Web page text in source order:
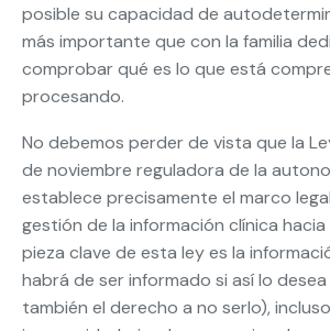
posible su capacidad de
más importante que con la familia
comprobar qué es lo que está
procesando.
No debemos perder de vista que la
de noviembre reguladora de la
establece precisamente el marco
gestión de la información clínica hacia
pieza clave de esta ley es la
habrá de ser informado si así lo
también el derecho a no serlo),